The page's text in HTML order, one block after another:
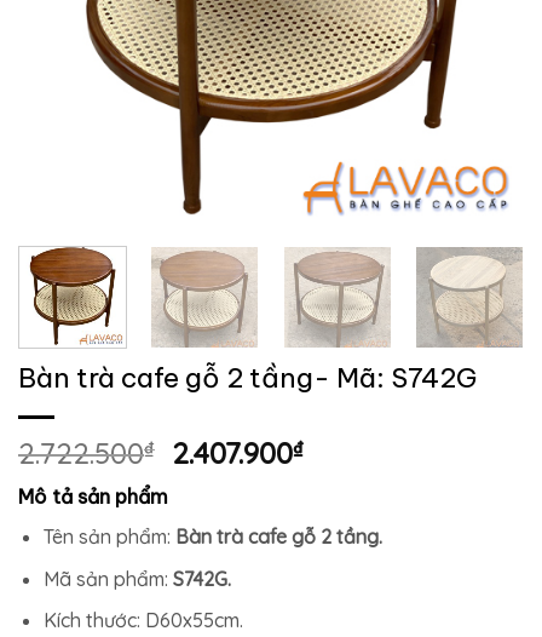
Bàn trà cafe gỗ 2 tầng- Mã: S742G
2.722.500₫
Giá
2.722.500₫.
2.407.900₫Giá
là:
Mô tả sản phẩm
Tên sản phẩm: Bàn trà cafe gỗ 2 tầng.
Mã sản phẩm: S742G.
Kích thước: D60x55cm.